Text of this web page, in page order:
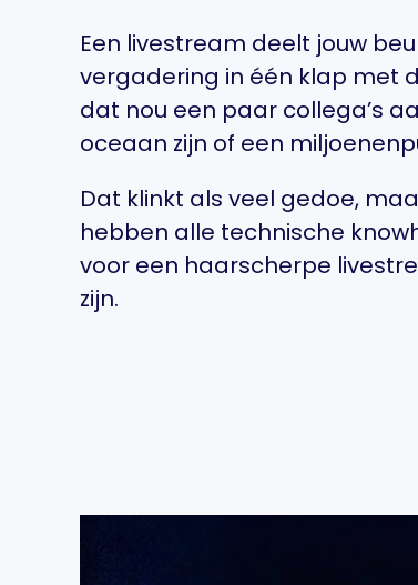
Een livestream deelt jouw
vergadering in één klap met
dat nou een paar collega’s
oceaan zijn of een
Dat klinkt als veel gedoe,
hebben alle technische
voor een haarscherpe
zijn.